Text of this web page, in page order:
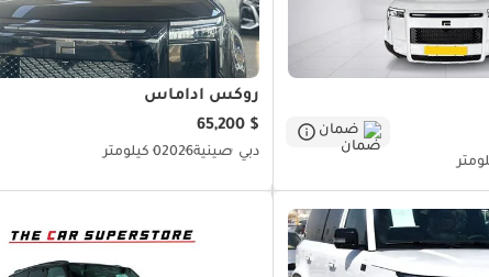
ضمان
روكس أداماس
$ 65,200
دبي صينية20260 كيلومتر